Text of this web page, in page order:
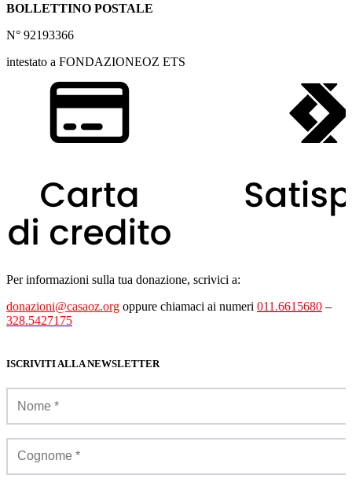
BOLLETTINO POSTALE
N° 92193366
intestato a FONDAZIONEOZ ETS
Per informazioni sulla tua donazione, scrivici a:
donazioni@casaoz.org oppure chiamaci ai numeri 011.6615680 –
328.5427175
ISCRIVITI ALLA NEWSLETTER